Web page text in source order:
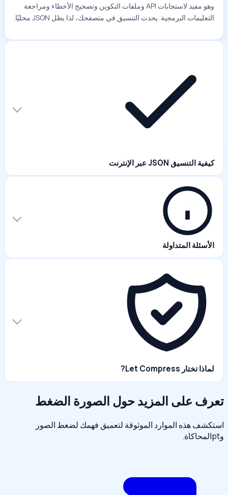
وهو مفيد لاستجابات API وملفات التكوين وتصحيح الأخطاء ومراجعة
التعليمات البرمجية. يحدث التنسيق في متصفحك، لذا يظل JSON محليًا.
كيفية التنسيق JSON عبر الإنترنت
الأسئلة المتداولة
لماذا تختار Let Compress?
تعرف على المزيد حول الصورة الضغط
استكشف هذه الموارد الموثوقة لتعميق فهمك لضغط الصور
وptالمحاكاة.